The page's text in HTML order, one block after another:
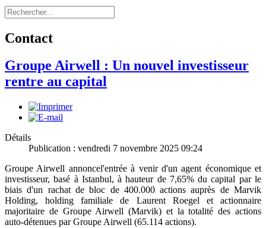
Contact
Groupe Airwell : Un nouvel investisseur
rentre au capital
Détails
Publication : vendredi 7 novembre 2025 09:24
Groupe Airwell annoncel'entrée à venir d'un agent économique et
investisseur, basé à Istanbul, à hauteur de 7,65% du capital par le
biais d'un rachat de bloc de 400.000 actions auprès de Marvik
Holding, holding familiale de Laurent Roegel et actionnaire
majoritaire de Groupe Airwell (Marvik) et la totalité des actions
auto-détenues par Groupe Airwell (65.114 actions).